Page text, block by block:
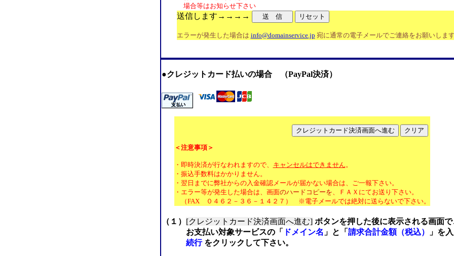
場合等はお知らせ下さい
送信します→→→→
エラーが発生した場合は info@domainservice.jp 宛に通常の電子メールでご連絡をお願いしま
●クレジットカード払いの場合 （PayPal決済）
＜注意事項＞
・即時決済が行なわれますので、 キャンセルはできません。
・振込手数料はかかりません。
・翌日までに弊社からの入金確認メールが届かない場合は、ご一報下さい。
・ エラー等が発生した場合は、画面のハードコピーを、ＦＡＸにてお送り下さい。
（FAX ０４６２－３６－１４２７） ※電子メールでは絶対に送らないで下さい。
（１） [クレジットカード決済画面へ進む]ボタンを押した後に表示される画面で
お支払い対象サービスの「
ドメイン名 」と「 請求合計金額（税込）
」を
続行をクリックして下さい。